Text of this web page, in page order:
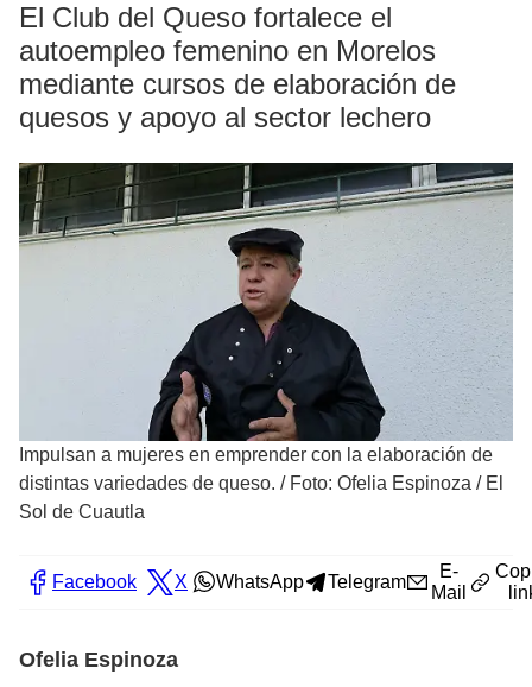
El Club del Queso fortalece el
autoempleo femenino en Morelos
mediante cursos de elaboración de
quesos y apoyo al sector lechero
Impulsan a mujeres en emprender con la elaboración de
distintas variedades de queso. / Foto: Ofelia Espinoza / El
Sol de Cuautla
Facebook X WhatsApp Telegram
E-
Mail
Ofelia Espinoza